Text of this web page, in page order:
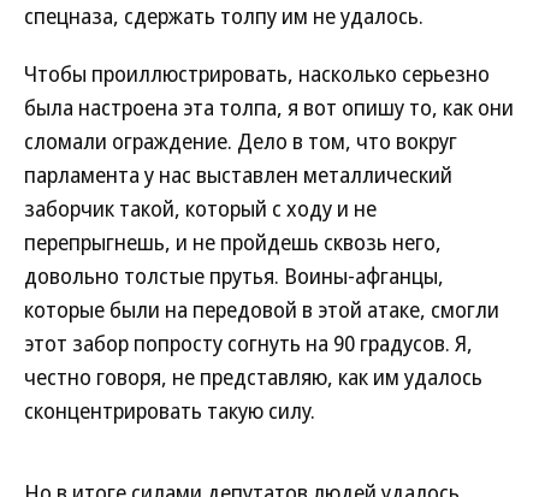
спецназа, сдержать толпу им не удалось.
Чтобы проиллюстрировать, насколько серьезно
была настроена эта толпа, я вот опишу то, как они
сломали ограждение. Дело в том, что вокруг
парламента у нас выставлен металлический
заборчик такой, который с ходу и не
перепрыгнешь, и не пройдешь сквозь него,
довольно толстые прутья. Воины-афганцы,
которые были на передовой в этой атаке, смогли
этот забор попросту согнуть на 90 градусов. Я,
честно говоря, не представляю, как им удалось
сконцентрировать такую силу.